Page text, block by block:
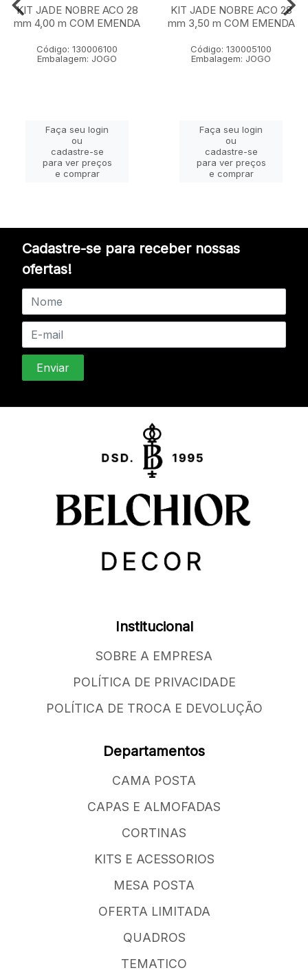
KIT JADE NOBRE ACO 28
mm 4,00 m COM EMENDA
Código: 130006100
Embalagem: JOGO
Faça seu login
ou
cadastre-se
para ver preços
e comprar
KIT JADE NOBRE ACO 28
mm 3,50 m COM EMENDA
Código: 130005100
Embalagem: JOGO
Faça seu login
ou
cadastre-se
para ver preços
e comprar
Cadastre-se para receber nossas
ofertas!
Institucional
SOBRE A EMPRESA
POLÍTICA DE PRIVACIDADE
POLÍTICA DE TROCA E DEVOLUÇÃO
Departamentos
CAMA POSTA
CAPAS E ALMOFADAS
CORTINAS
KITS E ACESSORIOS
MESA POSTA
OFERTA LIMITADA
QUADROS
TEMATICO